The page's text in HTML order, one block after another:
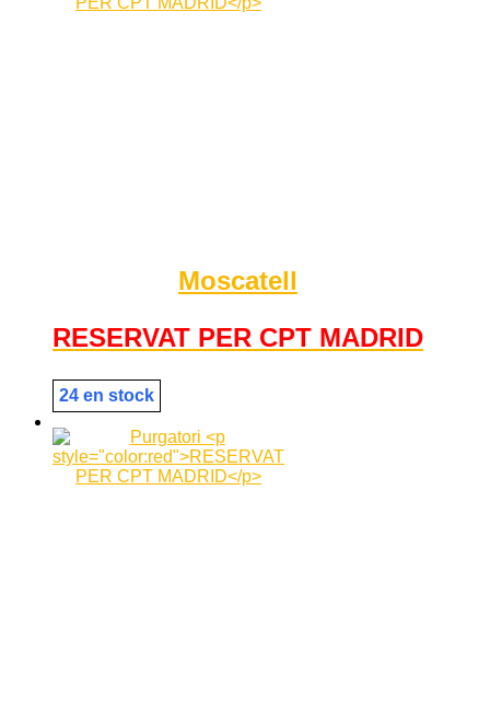
Moscatell
RESERVAT PER CPT MADRID
24 en stock